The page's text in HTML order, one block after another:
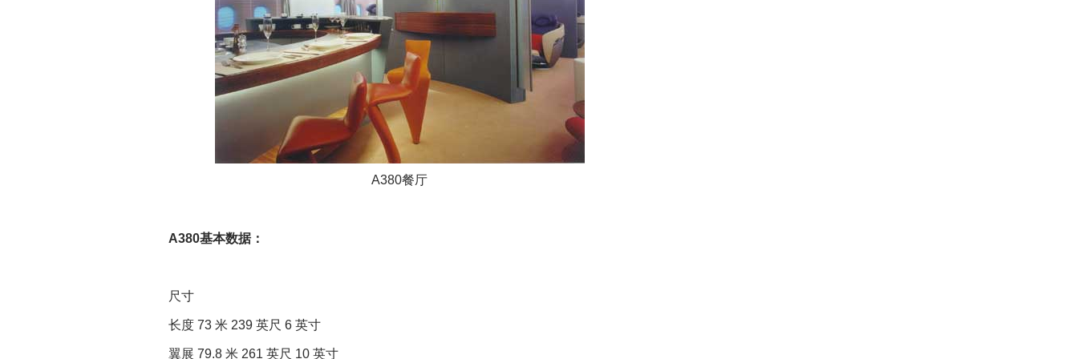
A380餐厅
A380基本数据：
尺寸
长度 73 米 239 英尺 6 英寸
翼展 79.8 米 261 英尺 10 英寸